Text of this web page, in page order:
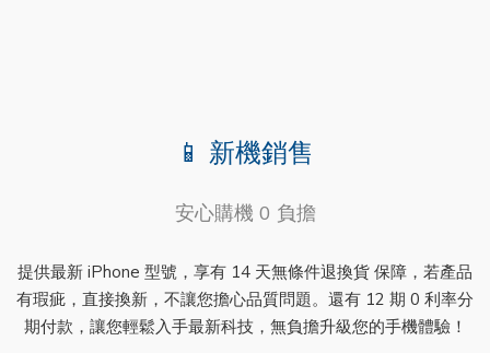
📱 新機銷售
安心購機 0 負擔
提供最新 iPhone 型號，享有 14 天無條件退換貨 保障，若產品
有瑕疵，直接換新，不讓您擔心品質問題。還有 12 期 0 利率分
期付款，讓您輕鬆入手最新科技，無負擔升級您的手機體驗！